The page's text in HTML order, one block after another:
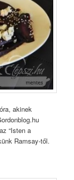
akinek
“Isten a
Ramsay-től.